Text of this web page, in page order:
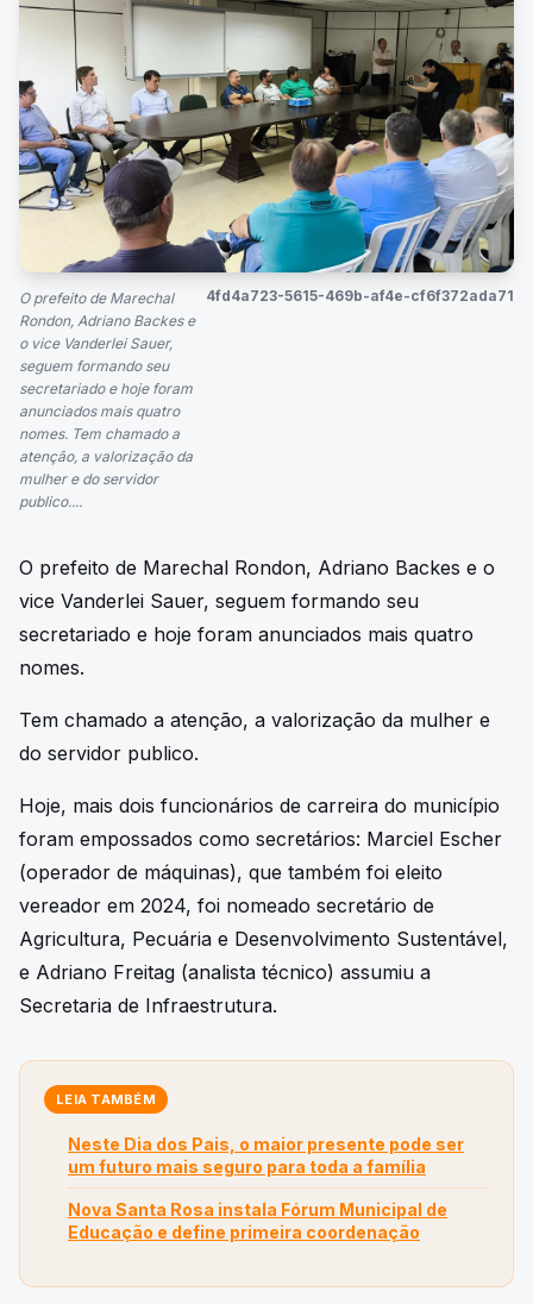
O prefeito de Marechal
Rondon, Adriano Backes e
o vice Vanderlei Sauer,
seguem formando seu
secretariado e hoje foram
anunciados mais quatro
nomes. Tem chamado a
atenção, a valorização da
mulher e do servidor
publico....
4fd4a723-5615-469b-af4e-cf6f372ada71
O prefeito de Marechal Rondon, Adriano Backes e o
vice Vanderlei Sauer, seguem formando seu
secretariado e hoje foram anunciados mais quatro
nomes.
Tem chamado a atenção, a valorização da mulher e
do servidor publico.
Hoje, mais dois funcionários de carreira do município
foram empossados como secretários: Marciel Escher
(operador de máquinas), que também foi eleito
vereador em 2024, foi nomeado secretário de
Agricultura, Pecuária e Desenvolvimento Sustentável,
e Adriano Freitag (analista técnico) assumiu a
Secretaria de Infraestrutura.
LEIA TAMBÉM
Neste Dia dos Pais, o maior presente pode ser
um futuro mais seguro para toda a família
Nova Santa Rosa instala Fórum Municipal de
Educação e define primeira coordenação